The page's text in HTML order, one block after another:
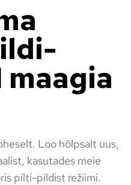
Loo hõlpsalt uus,
kasutades meie
pilti-pildist režiimi.